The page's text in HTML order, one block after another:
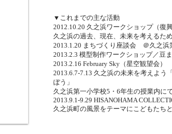
▼これまでの主な活動
2012.10.20 久之浜ワークショップ（復
久之浜の過去、現在、未来を考えるた
2013.1.20 まちづくり座談会 ＠久之浜
2013.2.3 模型制作ワークショップ／
2013.2.16 February Sky（星空観望会
2013.6.7-7.13 久之浜の未来を考えよ
ぼう」
久之浜第一小学校5・6年生の授業内に
2013.9.1-9.29 HISANOHAMA
久之浜町の風景をテーマにこどもたち